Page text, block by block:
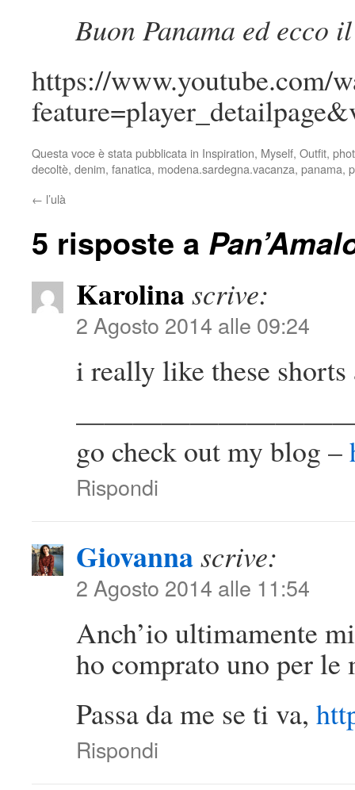
Buon Panama ed ecco
https://www.youtube.com/
Questa voce è stata pubblicata in Inspiration, Myself, Outfit,
decoltè, denim, fanatica, modena.sardegna.vacanza, panama,
← l’ulà
5 risposte a
Karolinascrive:
2 Agosto 2014 alle 09:24
i really like these
go check out my blog –
Rispondi
Giovannascrive:
2 Agosto 2014 alle 11:54
Anch’io ultimamente
ho comprato uno per le
Passa da me se ti va,
Rispondi